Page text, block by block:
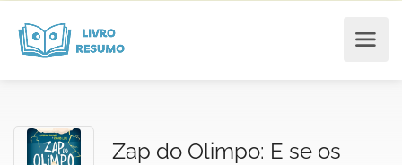
Zap do Olimpo: E se os